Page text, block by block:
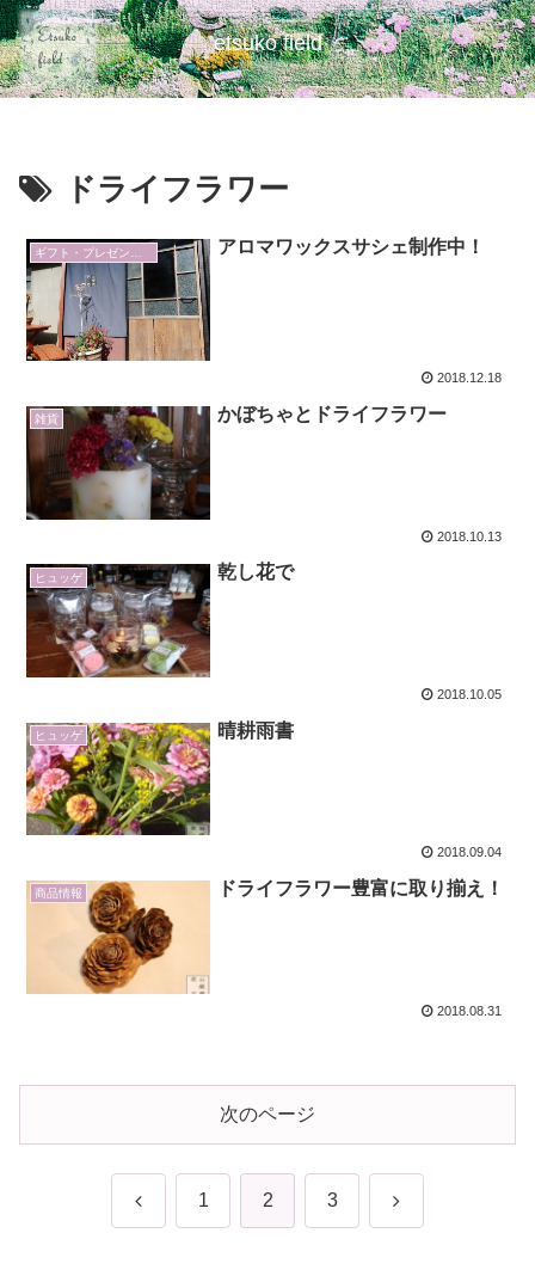
etsuko field
ドライフラワー
アロマワックスサシェ制作中！
2018.12.18
雑貨 かぼちゃとドライフラワー
2018.10.13
ヒュッゲ 乾し花で
2018.10.05
ヒュッゲ 晴耕雨書
2018.09.04
商品情報 ドライフラワー豊富に取り揃え！
2018.08.31
次のページ
前 1 2 3 次